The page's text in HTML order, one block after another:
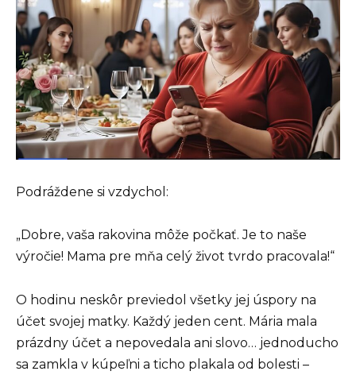
Podráždene si vzdychol:
„Dobre, vaša rakovina môže počkať. Je to naše
výročie! Mama pre mňa celý život tvrdo pracovala!“
O hodinu neskôr previedol všetky jej úspory na
účet svojej matky. Každý jeden cent. Mária mala
prázdny účet a nepovedala ani slovo… jednoducho
sa zamkla v kúpeľni a ticho plakala od bolesti –